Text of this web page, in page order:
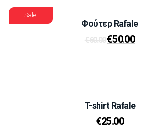
Sale!
Φούτερ Rafale
€60.00€50.00
T-shirt Rafale
€25.00